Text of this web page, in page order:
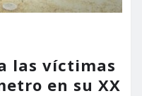
las víctimas
en su XX